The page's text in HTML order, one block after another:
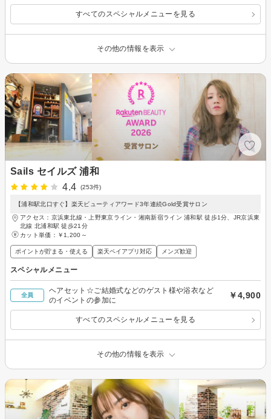
すべてのスペシャルメニューを見る
その他の情報を表示
Sails セイルズ 浦和
4.4
(253件)
【浦和駅北口すぐ】楽天ビューティアワード3年連続Gold受賞サロン
アクセス：京浜東北線・上野東京ライン・湘南新宿ライン 浦和駅 徒歩1分、JR京浜東
北線 北浦和駅 徒歩21分
カット単価： ￥1,200～
ポイントが貯まる・使える 楽天ペイアプリ対応 メンズ歓迎
スペシャルメニュー
全員
ヘアセット☆ご結婚式などのゲスト様や浴衣など
のイベントの参加に
￥4,900
すべてのスペシャルメニューを見る
その他の情報を表示